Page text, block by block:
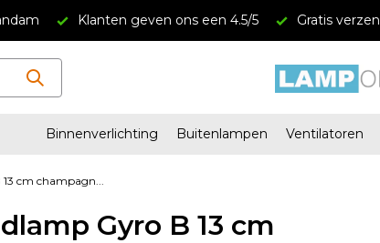
ons een 4.5/5 Gratis verzending vanaf € 34,95
Binnenverlichting Buitenlampen Ventilatoren
cm champagn...
Gyro B 13 cm